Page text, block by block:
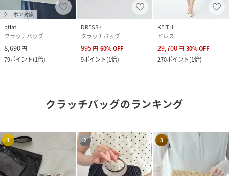
クーポン対象
bflat
クラッチバッグ
8,690円
79ポイント(1倍)
DRESS+
クラッチバッグ
995円 60%OFF
9ポイント(1倍)
KEITH
ドレス
29,700円 30%OFF
270ポイント(1倍)
クラッチバッグのランキング
1 2 3